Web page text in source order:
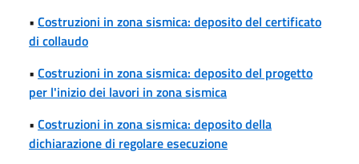
• Costruzioni in zona sismica: deposito del certificato
di collaudo
• Costruzioni in zona sismica: deposito del progetto
per l'inizio dei lavori in zona sismica
• Costruzioni in zona sismica: deposito della
dichiarazione di regolare esecuzione